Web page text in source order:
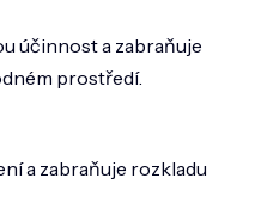
účinnost a zabraňuje
prostředí.
a zabraňuje rozkladu